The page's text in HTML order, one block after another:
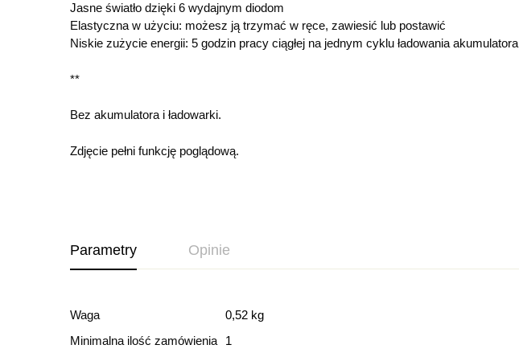
Jasne światło dzięki 6 wydajnym diodom
Elastyczna w użyciu: możesz ją trzymać w ręce, zawiesić lub postawić
Niskie zużycie energii: 5 godzin pracy ciągłej na jednym cyklu ładowania akumulatora
**
Bez akumulatora i ładowarki.
Zdjęcie pełni funkcję poglądową.
Parametry Opinie
Waga
0,52 kg
Minimalna ilość zamówienia
1
Ocena i recenzja